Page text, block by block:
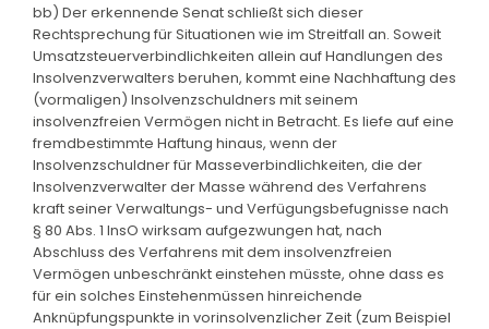
bb) Der erkennende Senat schließt sich dieser
Rechtsprechung für Situationen wie im Streitfall an. Soweit
Umsatzsteuerverbindlichkeiten allein auf Handlungen des
Insolvenzverwalters beruhen, kommt eine Nachhaftung des
(vormaligen) Insolvenzschuldners mit seinem
insolvenzfreien Vermögen nicht in Betracht. Es liefe auf eine
fremdbestimmte Haftung hinaus, wenn der
Insolvenzschuldner für Masseverbindlichkeiten, die der
Insolvenzverwalter der Masse während des Verfahrens
kraft seiner Verwaltungs- und Verfügungsbefugnisse nach
§ 80 Abs. 1 InsO wirksam aufgezwungen hat, nach
Abschluss des Verfahrens mit dem insolvenzfreien
Vermögen unbeschränkt einstehen müsste, ohne dass es
für ein solches Einstehenmüssen hinreichende
Anknüpfungspunkte in vorinsolvenzlicher Zeit (zum Beispiel